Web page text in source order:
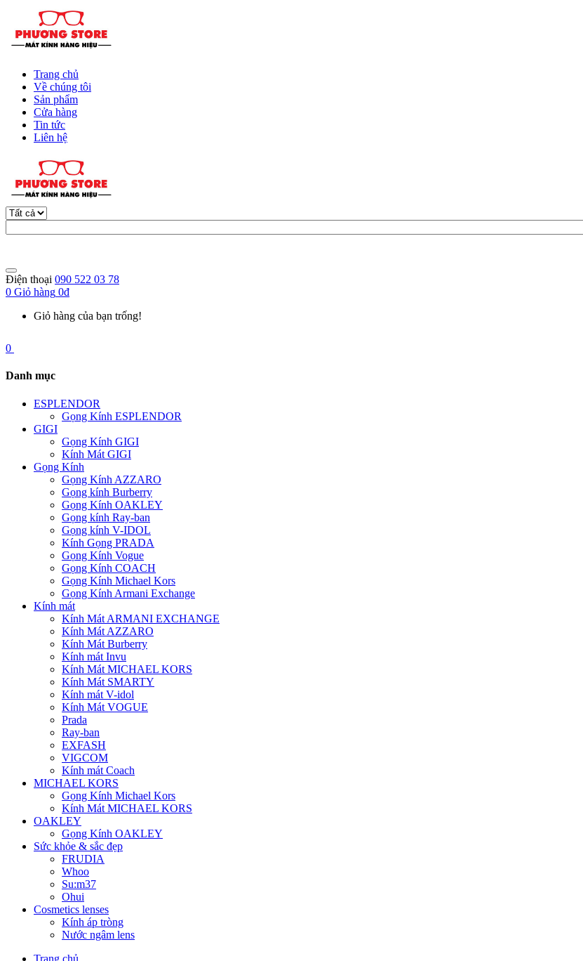
Trang chủ
Về chúng tôi
Sản phẩm
Cửa hàng
Tin tức
Liên hệ
Điện thoại 090 522 03 78
0 Giỏ hàng 0đ
Giỏ hàng của bạn trống!
0
Danh mục
ESPLENDOR
Gọng Kính ESPLENDOR
GIGI
Gọng Kính GIGI
Kính Mát GIGI
Gọng Kính
Gọng Kính AZZARO
Gọng kính Burberry
Gọng Kính OAKLEY
Gọng kính Ray-ban
Gọng kính V-IDOL
Kính Gọng PRADA
Gọng Kính Vogue
Gọng Kính COACH
Gọng Kính Michael Kors
Gọng Kính Armani Exchange
Kính mát
Kính Mát ARMANI EXCHANGE
Kính Mát AZZARO
Kính Mát Burberry
Kính mát Invu
Kính Mát MICHAEL KORS
Kính Mát SMARTY
Kính mát V-idol
Kính Mát VOGUE
Prada
Ray-ban
EXFASH
VIGCOM
Kính mát Coach
MICHAEL KORS
Gọng Kính Michael Kors
Kính Mát MICHAEL KORS
OAKLEY
Gọng Kính OAKLEY
Sức khỏe & sắc đẹp
FRUDIA
Whoo
Su:m37
Ohui
Cosmetics lenses
Kính áp tròng
Nước ngâm lens
Trang chủ